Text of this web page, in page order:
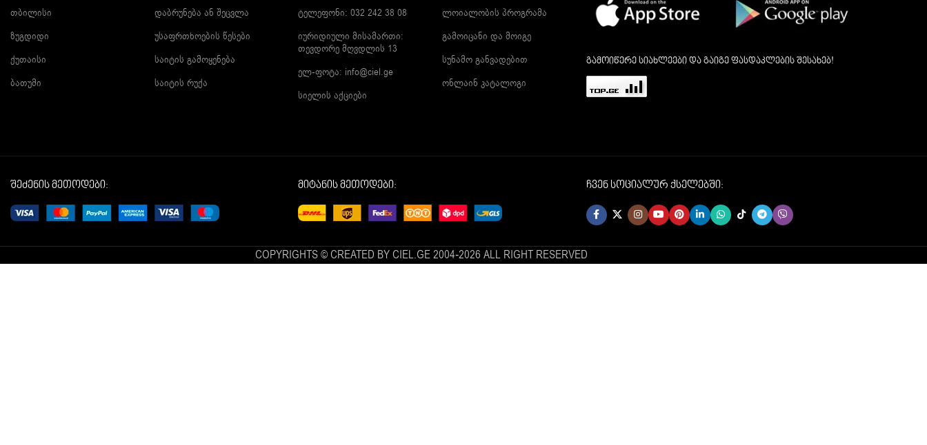
თბილისი
ზუგდიდი
ქუთაისი
ბათუმი
დაბრუნება ან შეცვლა
უსაფრთხოების წესები
საიტის გამოყენება
საიტის რუქა
ტელეფონი: 032 242 38 08
იურიდიული მისამართი:
თევდორე მღვდლის 13
ელ-ფოტა: info@ciel.ge
სიელის აქციები
ლოიალობის პროგრამა
გამოიცანი და მოიგე
სუნამო განვადებით
ონლაინ კატალოგი
გამოიწერე სიახლეები და გაიგე ფასდაკლების შესახებ!
შეძენის მეთოდები: მიტანის მეთოდები: ჩვენ სოციალურ ქსელებში:
COPYRIGHTS © CREATED BY CIEL.GE 2004-2026 ALL RIGHT RESERVED